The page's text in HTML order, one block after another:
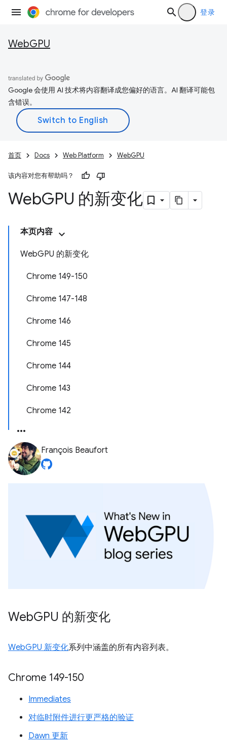
登录
WebGPU
Google 会使用 AI 技术将内容翻译成您偏好的语言。AI 翻译可能包
含错误。
首页 Docs Web Platform WebGPU
该内容对您有帮助吗？
WebGPU 的新变化
本页内容
WebGPU 的新变化
Chrome 149-150
Chrome 147-148
Chrome 146
Chrome 145
Chrome 144
Chrome 143
Chrome 142
François Beaufort
WebGPU 的新变化
WebGPU 新变化系列中涵盖的所有内容列表。
Chrome 149-150
Immediates
对临时附件进行更严格的验证
Dawn 更新